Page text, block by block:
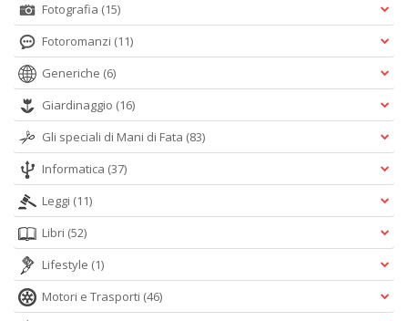
Fotografia (15)
Fotoromanzi (11)
Generiche (6)
Giardinaggio (16)
Gli speciali di Mani di Fata (83)
Informatica (37)
Leggi (11)
Libri (52)
Lifestyle (1)
Motori e Trasporti (46)